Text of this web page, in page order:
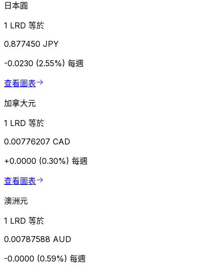
日本圓
1 LRD 等於
0.877450 JPY
-0.0230 (2.55%) 每週
查看圖表
加拿大元
1 LRD 等於
0.00776207 CAD
+0.0000 (0.30%) 每週
查看圖表
澳洲元
1 LRD 等於
0.00787588 AUD
-0.0000 (0.59%) 每週